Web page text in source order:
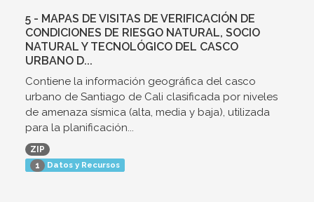
5 - MAPAS DE VISITAS DE VERIFICACIÓN DE
CONDICIONES DE RIESGO NATURAL, SOCIO
NATURAL Y TECNOLÓGICO DEL CASCO
URBANO D...
Contiene la información geográfica del casco
urbano de Santiago de Cali clasificada por niveles
de amenaza sísmica (alta, media y baja), utilizada
para la planificación...
ZIP
1 Datos y Recursos